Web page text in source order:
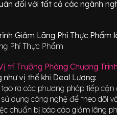
đối với tất cả các ngành
Giảm Lãng Phí Thực Phẩm
Phí Thực Phẩm
trí Trưởng Phòng Chương
vị thế khi Deal Lương:
ra các phương pháp tiếp
dụng công nghệ để theo dõi
chuẩn bị báo cáo giảm lãng